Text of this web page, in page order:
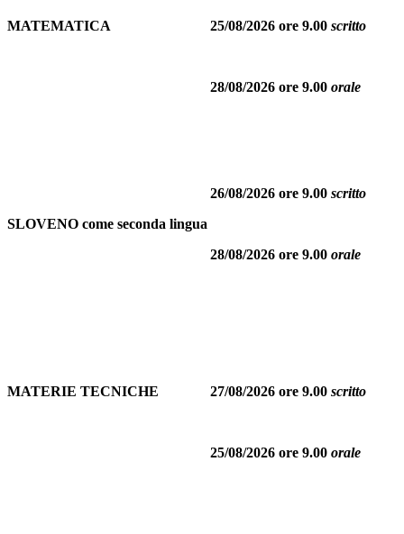
MATEMATICA 25/08/2026 ore 9.00 scritto
28/08/2026 ore 9.00 orale
SLOVENO come seconda lingua
26/08/2026 ore 9.00 scritto
28/08/2026 ore 9.00 orale
MATERIE TECNICHE 27/08/2026 ore 9.00 scritto
25/08/2026 ore 9.00 orale